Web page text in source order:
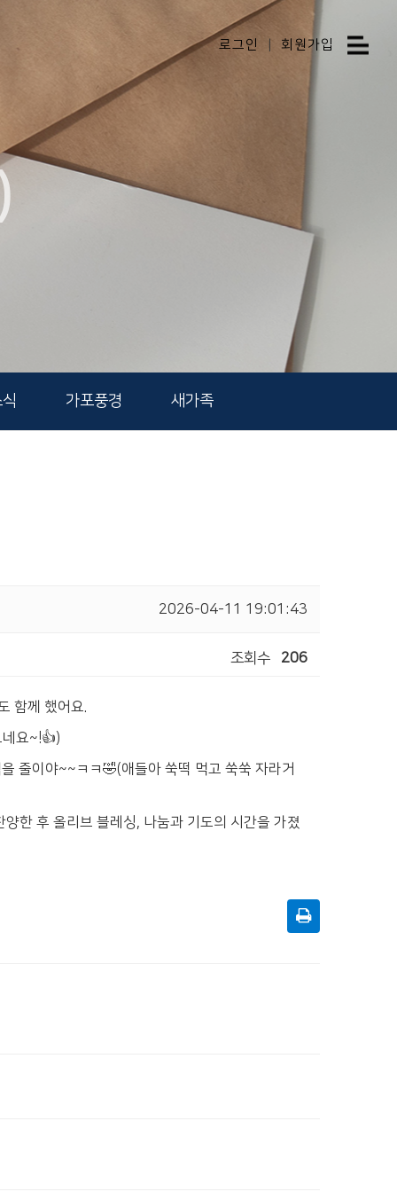
로그인 회원가입
가포풍경 새가족
2026-04-11 19:01:43
조회수 206
함께 했어요.
네요~!👍)
줄이야~~ㅋㅋ🤣(애들아 쑥떡 먹고 쑥쑥 자라거
한 후 올리브 블레싱, 나눔과 기도의 시간을 가졌